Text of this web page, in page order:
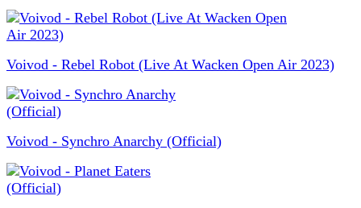
Voivod - Rebel Robot (Live At Wacken Open Air 2023)
Voivod - Synchro Anarchy (Official)